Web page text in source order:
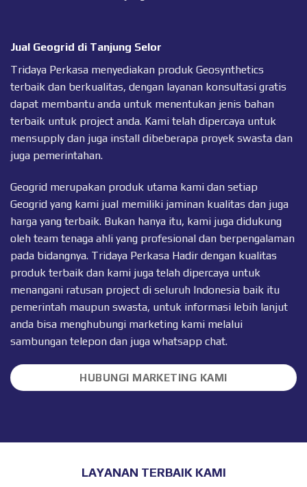
Jual Geogrid di Tanjung Selor
Tridaya Perkasa menyediakan produk Geosynthetics
terbaik dan berkualitas, dengan layanan konsultasi gratis
dapat membantu anda untuk menentukan jenis bahan
terbaik untuk project anda. Kami telah dipercaya untuk
mensupply dan juga install dibeberapa proyek swasta dan
juga pemerintahan.
Geogrid merupakan produk utama kami dan setiap
Geogrid yang kami jual memiliki jaminan kualitas dan juga
harga yang terbaik. Bukan hanya itu, kami juga didukung
oleh team tenaga ahli yang profesional dan berpengalaman
pada bidangnya. Tridaya Perkasa Hadir dengan kualitas
produk terbaik dan kami juga telah dipercaya untuk
menangani ratusan project di seluruh Indonesia baik itu
pemerintah maupun swasta, untuk informasi lebih lanjut
anda bisa menghubungi marketing kami melalui
sambungan telepon dan juga whatsapp chat.
HUBUNGI MARKETING KAMI
LAYANAN TERBAIK KAMI